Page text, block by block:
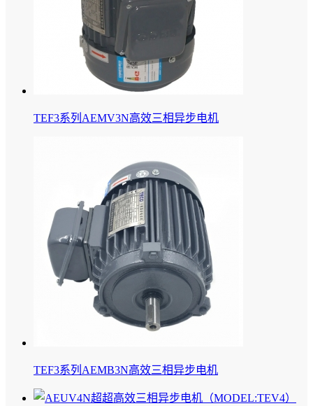
TEF3系列AEMV3N高效三相异步电机
TEF3系列AEMB3N高效三相异步电机